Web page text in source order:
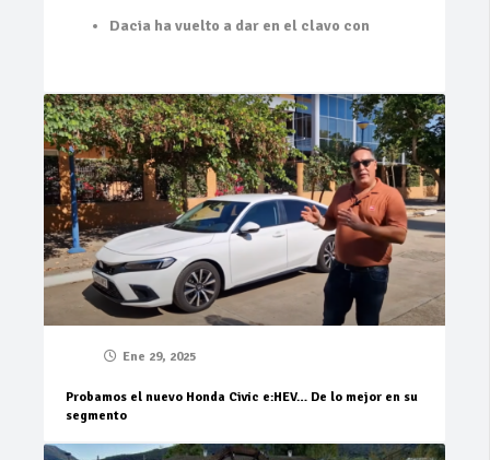
Dacia ha vuelto a dar en el clavo con
Ene 29, 2025
Probamos el nuevo Honda Civic e:HEV… De lo mejor en su
segmento